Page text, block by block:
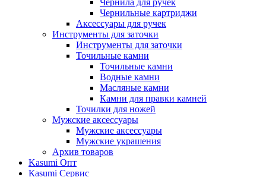
Чернильные картриджи
Аксессуары для ручек
Инструменты для заточки
Инструменты для заточки
Точильные камни
Точильные камни
Водные камни
Масляные камни
Камни для правки камней
Точилки для ножей
Мужские аксессуары
Мужские аксессуары
Мужские украшения
Архив товаров
Kasumi Опт
Кasumi Сервис